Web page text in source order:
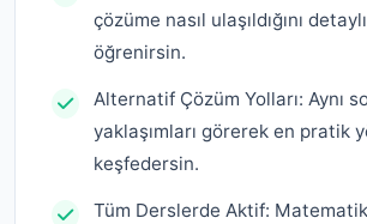
çözüme nasıl ulaşıldığını
öğrenirsin.
Alternatif Çözüm Yolları: Aynı
yaklaşımları görerek en pratik
keşfedersin.
Tüm Derslerde Aktif: